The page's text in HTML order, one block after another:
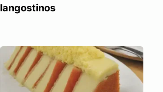
langostinos